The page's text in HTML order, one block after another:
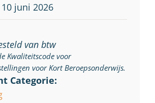
juni 2026
van btw
Kwaliteitscode voor
voor Kort Beroepsonderwijs.
Categorie: